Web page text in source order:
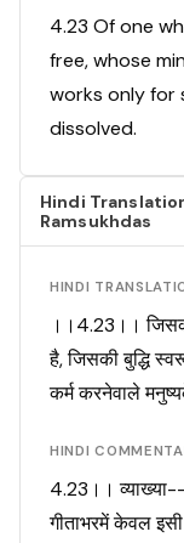
4.23 Of one
free, whose
works only for
dissolved.
Hindi
Ramsukhdas
HINDI
।।4.23।।
है, जिसकी बुद्धि
कर्म करनेवाले
HINDI
4.23।। व्याख्या--
गीताभरमें केवल